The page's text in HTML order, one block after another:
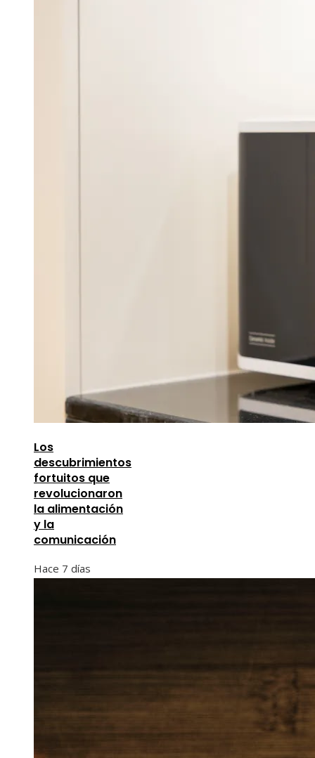
Los
descubrimientos
fortuitos que
revolucionaron
la alimentación
y la
comunicación
Hace 7 días